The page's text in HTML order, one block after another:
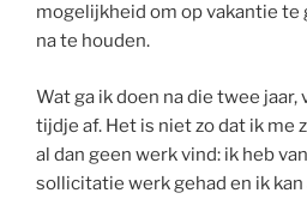
mogelijkheid om op vakantie te
na te houden.
Wat ga ik doen na die twee jaar,
tijdje af. Het is niet zo dat ik me
al dan geen werk vind: ik heb
sollicitatie werk gehad en ik